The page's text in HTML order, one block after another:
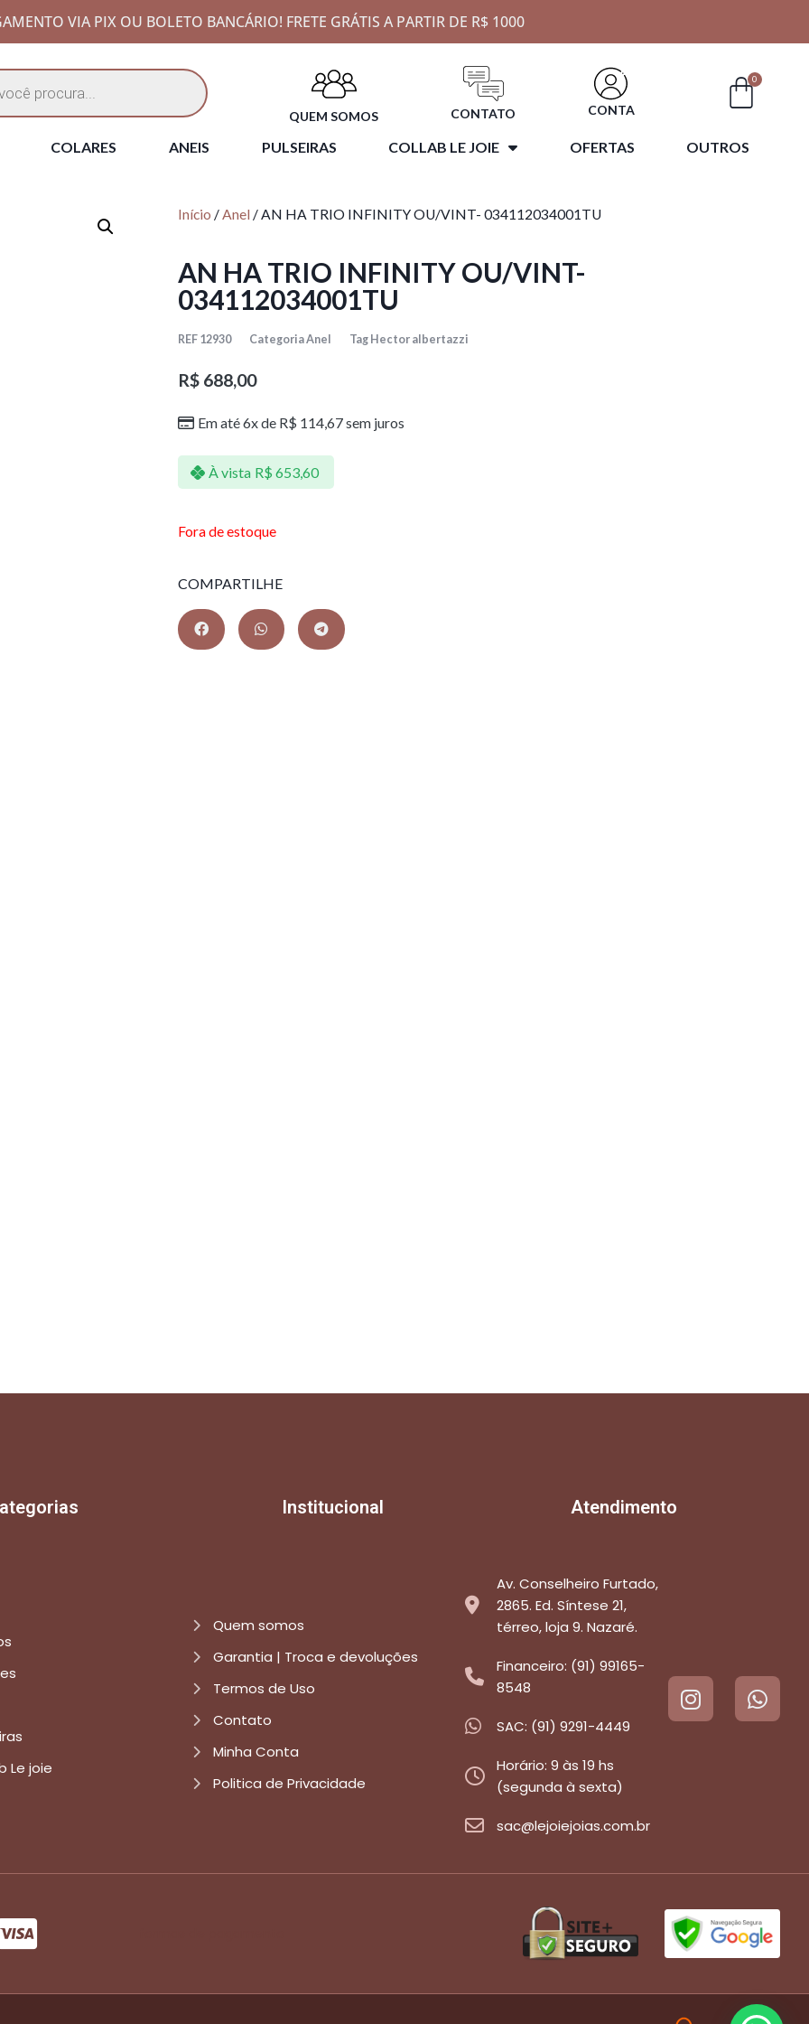
VIA PIX OU BOLETO BANCÁRIO! FRETE GRÁTIS A PARTIR DE R$ 1000
QUEM SOMOS CONTATO CONTA
0
COLARES ANEIS PULSEIRAS COLLAB LE JOIE OFERTAS OUTROS
Início /Anel / AN HA TRIO INFINITY OU/VINT- 034112034001TU
AN HA TRIO INFINITY OU/VINT-
034112034001TU
REF 12930 CategoriaAnel Tag Hector albertazzi
R$ 688,00
Em até 6x de R$ 114,67sem juros
À vista R$ 653,60
Fora de estoque
COMPARTILHE
Institucional Atendimento
Le joie
Quem somos
Garantia | Troca e devoluções
Termos de Uso
Contato
Minha Conta
Politica de Privacidade
Av. Conselheiro Furtado,
2865. Ed. Síntese 21,
térreo, loja 9. Nazaré.
Financeiro: (91) 99165-
8548
SAC: (91) 9291-4449
Horário: 9 às 19 hs
(segunda à sexta)
sac@lejoiejoias.com.br